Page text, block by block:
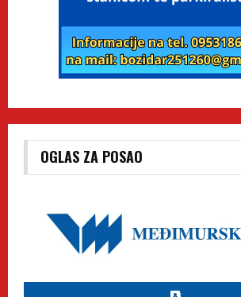
OGLAS ZA POSAO